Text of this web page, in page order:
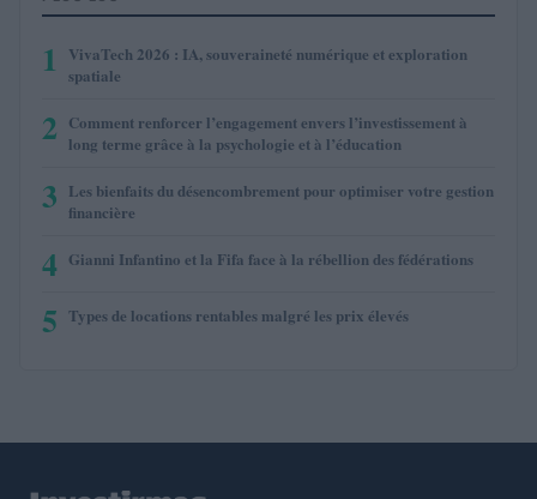
1
VivaTech 2026 : IA, souveraineté numérique et exploration
spatiale
2 Comment renforcer l’engagement envers l’investissement à
long terme grâce à la psychologie et à l’éducation
3 Les bienfaits du désencombrement pour optimiser votre gestion
financière
4 Gianni Infantino et la Fifa face à la rébellion des fédérations
5 Types de locations rentables malgré les prix élevés